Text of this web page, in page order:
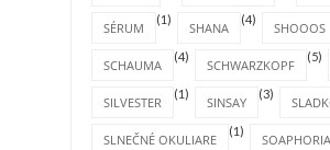
SÉRUM
(1)
SHANA
(4)
SHOOOS
SCHAUMA
(4)
SCHWARZKOPF
(5)
SILVESTER
(1)
SINSAY
(3)
SLNEČNÉ OKULIARE
(1)
SOAPHORIA